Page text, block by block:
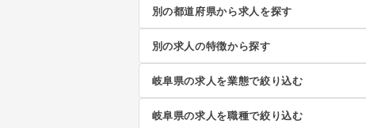
別の都道府県から求人を探す
別の求人の特徴から探す
岐阜県の求人を業態で絞り込む
岐阜県の求人を職種で絞り込む